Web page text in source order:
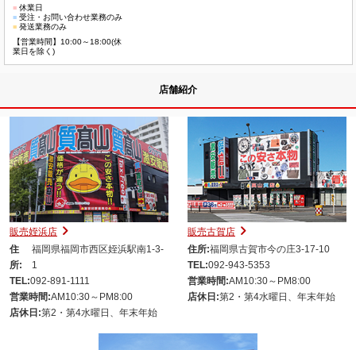
■休業日
■受注・お問い合わせ業務のみ
■発送業務のみ
【営業時間】10:00～18:00(休
業日を除く)
店舗紹介
販売姪浜店
住
所:
福岡県福岡市西区姪浜駅南1-3-
1
TEL:092-891-1111
営業時間:AM10:30～PM8:00
店休日:第2・第4水曜日、年末年始
販売古賀店
住所:福岡県古賀市今の庄3-17-10
TEL:092-943-5353
営業時間:AM10:30～PM8:00
店休日:第2・第4水曜日、年末年始